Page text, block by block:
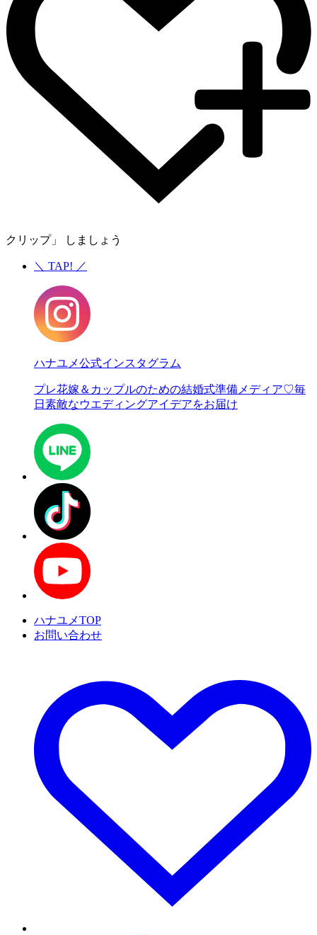
クリップ」 しましょう
＼ TAP! ／
ハナユメ公式インスタグラム
プレ花嫁＆カップルのための結婚式準備メディア♡毎
日素敵なウエディングアイデアをお届け
ハナユメTOP
お問い合わせ